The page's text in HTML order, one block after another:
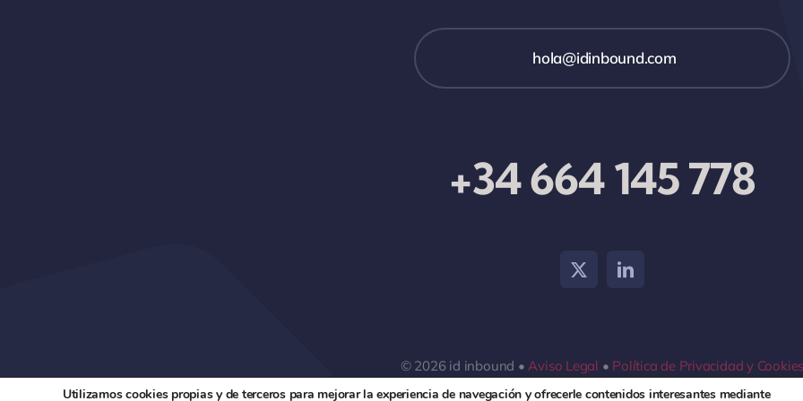
hola@idinbound.com
+34 664 145 778
© 2026 id inbound •Aviso Legal • Política de Privacidad y
Utilizamos cookies propias y de terceros para mejorar la experiencia de navegación y ofrecerle contenidos interesantes mediante